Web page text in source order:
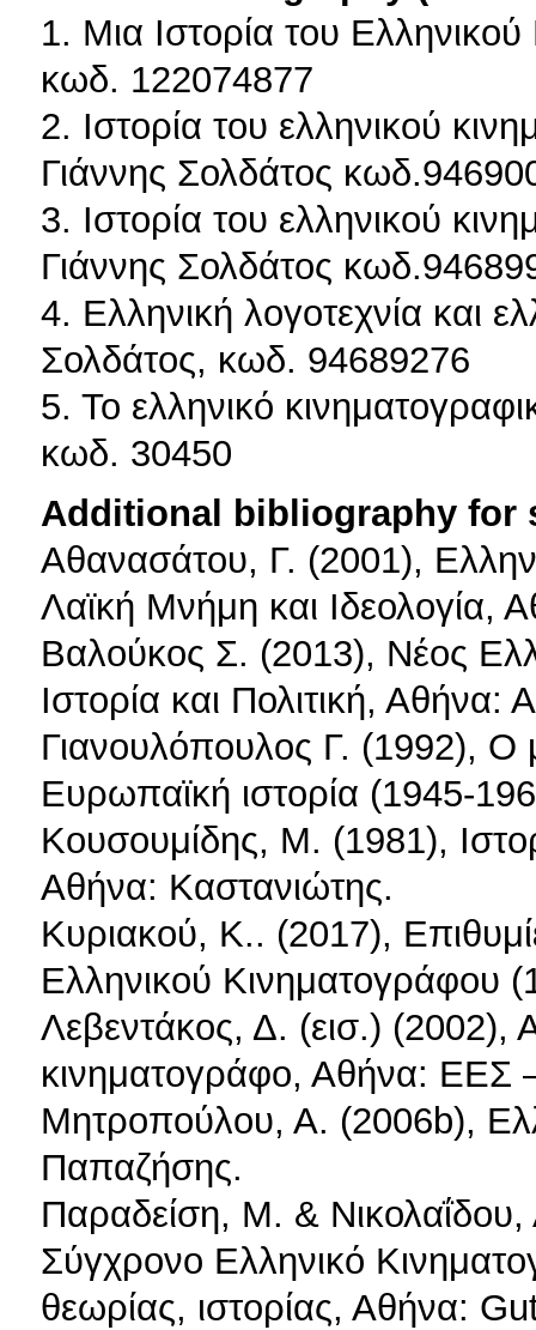
1. Μια Ιστορία του
κωδ. 122074877
2. Ιστορία του ελληνικού
Γιάννης Σολδάτος
3. Ιστορία του ελληνικού
Γιάννης Σολδάτος
4. Ελληνική λογοτεχνία και
Σολδάτος, κωδ. 94689276
5. Το ελληνικό
κωδ. 30450
Additional bibliography for
Αθανασάτου, Γ. (2001),
Λαϊκή Μνήμη και Ιδεολογία,
Βαλούκος Σ. (2013), Νέος
Ιστορία και Πολιτική, Αθήνα:
Γιανουλόπουλος Γ. (1992), Ο
Ευρωπαϊκή ιστορία (1945-
Κουσουμίδης, Μ. (1981),
Αθήνα: Καστανιώτης.
Κυριακού, Κ.. (2017),
Ελληνικού Κινηματογράφου
Λεβεντάκος, Δ. (εισ.) (2002),
κινηματογράφο, Αθήνα:
Μητροπούλου, Α. (2006b),
Παπαζήσης.
Παραδείση, Μ. &
Σύγχρονο Ελληνικό
θεωρίας, ιστορίας, Αθήνα: